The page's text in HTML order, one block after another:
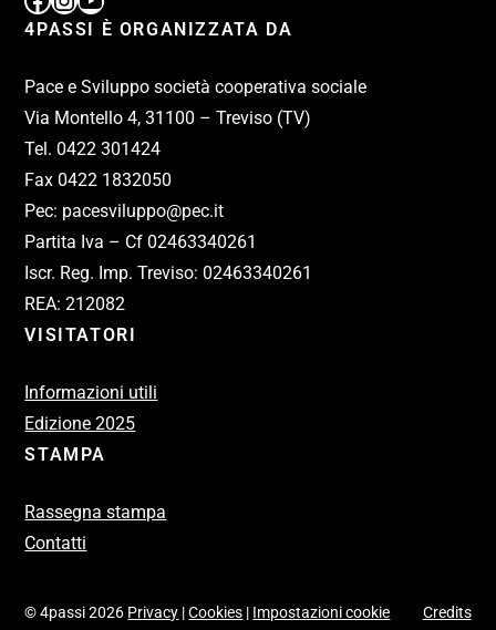
4PASSI È ORGANIZZATA DA
Pace e Sviluppo società cooperativa sociale
Via Montello 4, 31100 – Treviso (TV)
Tel. 0422 301424
Fax 0422 1832050
Pec: pacesviluppo@pec.it
Partita Iva – Cf 02463340261
Iscr. Reg. Imp. Treviso: 02463340261
REA: 212082
VISITATORI
Informazioni utili
Edizione 2025
STAMPA
Rassegna stampa
Contatti
© 4passi 2026 Privacy |Cookies | Impostazioni cookie Credits